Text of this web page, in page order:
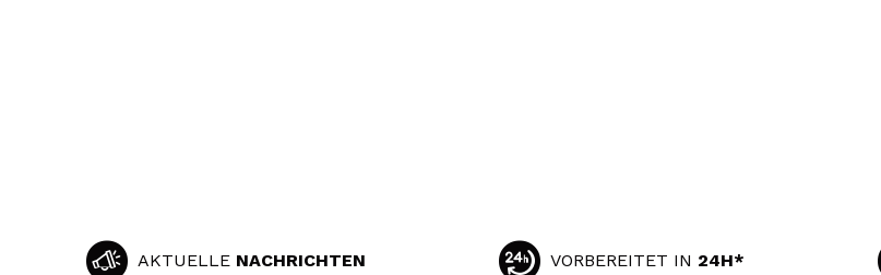
AKTUELLE NACHRICHTEN VORBEREITET IN 24H*